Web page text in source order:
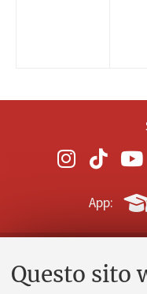
Questo sito
App: